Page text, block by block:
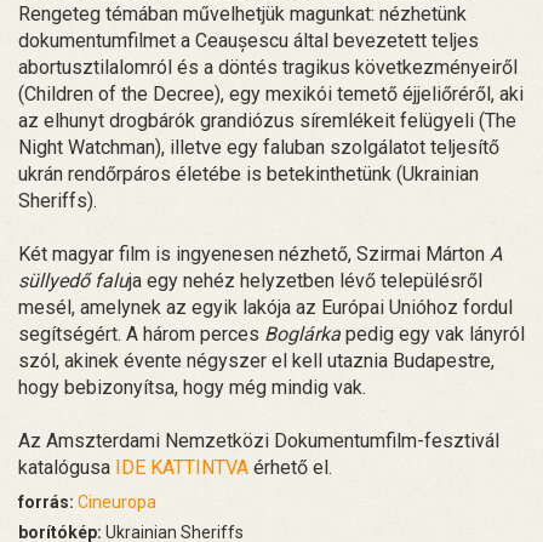
Rengeteg témában művelhetjük magunkat: nézhetünk
dokumentumfilmet a Ceaușescu által bevezetett teljes
abortusztilalomról és a döntés tragikus következményeiről
(Children of the Decree), egy mexikói temető éjjeliőréről, aki
az elhunyt drogbárók grandiózus síremlékeit felügyeli (The
Night Watchman), illetve egy faluban szolgálatot teljesítő
ukrán rendőrpáros életébe is betekinthetünk (Ukrainian
Sheriffs).
Két magyar film is ingyenesen nézhető, Szirmai Márton A
süllyedő faluja egy nehéz helyzetben lévő településről
mesél, amelynek az egyik lakója az Európai Unióhoz fordul
segítségért. A három perces Boglárka pedig egy vak lányról
szól, akinek évente négyszer el kell utaznia Budapestre,
hogy bebizonyítsa, hogy még mindig vak.
Az Amszterdami Nemzetközi Dokumentumfilm-fesztivál
katalógusa IDE KATTINTVA érhető el.
forrás: Cineuropa
borítókép: Ukrainian Sheriffs